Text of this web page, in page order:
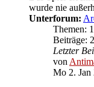
wurde nie
Unterforum:
Themen:
Beiträge:
Letzter
von
Mo 2. Jan